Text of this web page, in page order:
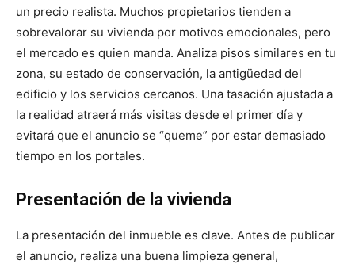
un precio realista. Muchos propietarios tienden a
sobrevalorar su vivienda por motivos emocionales, pero
el mercado es quien manda. Analiza pisos similares en tu
zona, su estado de conservación, la antigüedad del
edificio y los servicios cercanos. Una tasación ajustada a
la realidad atraerá más visitas desde el primer día y
evitará que el anuncio se “queme” por estar demasiado
tiempo en los portales.
Presentación de la vivienda
La presentación del inmueble es clave. Antes de publicar
el anuncio, realiza una buena limpieza general,